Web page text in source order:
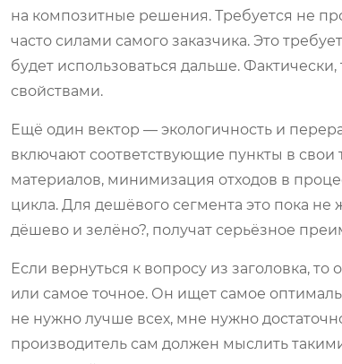
на композитные решения. Требуется не
часто силами самого заказчика. Это
будет использоваться дальше.
свойствами.
Ещё один вектор — экологичность и
включают соответствующие пункты в
материалов, минимизация отходов в
цикла. Для дешёвого сегмента это пока
дёшево и зелёно?, получат серьёзное
Если вернуться к вопросу из заголовка,
или самое точное. Он ищет самое
не нужно лучше всех, мне нужно
производитель сам должен мыслить